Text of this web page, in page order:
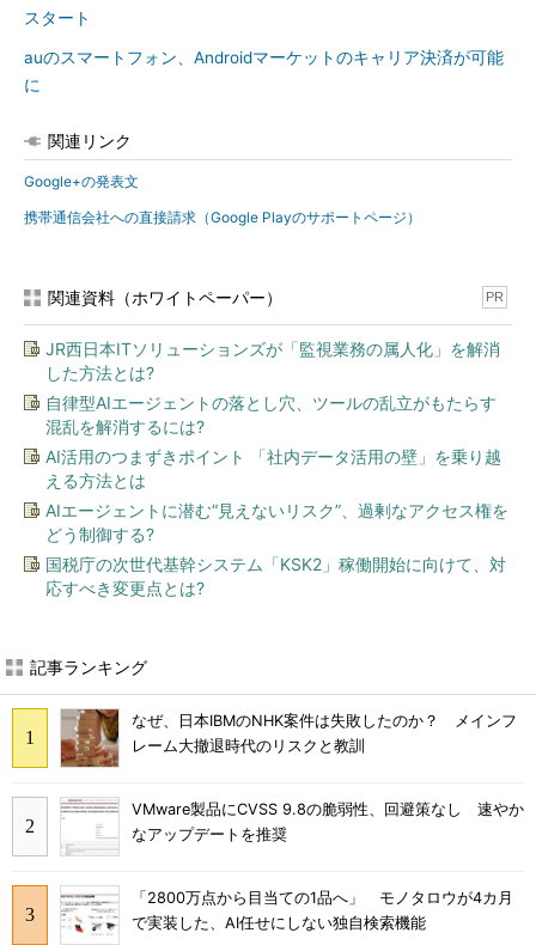
スタート
auのスマートフォン、Androidマーケットのキャリア決済が可能
に
関連リンク
Google+の発表文
携帯通信会社への直接請求（Google Playのサポートページ）
関連資料（ホワイトペーパー） PR
JR西日本ITソリューションズが「監視業務の属人化」を解消
した方法とは?
自律型AIエージェントの落とし穴、ツールの乱立がもたらす
混乱を解消するには?
AI活用のつまずきポイント 「社内データ活用の壁」を乗り越
える方法とは
AIエージェントに潜む“見えないリスク”、過剰なアクセス権を
どう制御する?
国税庁の次世代基幹システム「KSK2」稼働開始に向けて、対
応すべき変更点とは?
記事ランキング
なぜ、日本IBMのNHK案件は失敗したのか？ メインフ
レーム大撤退時代のリスクと教訓
VMware製品にCVSS 9.8の脆弱性、回避策なし 速やか
なアップデートを推奨
「2800万点から目当ての1品へ」 モノタロウが4カ月
で実装した、AI任せにしない独自検索機能